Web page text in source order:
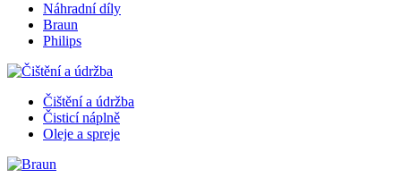
Náhradní díly
Braun
Philips
Čištění a údržba
Čisticí náplně
Oleje a spreje